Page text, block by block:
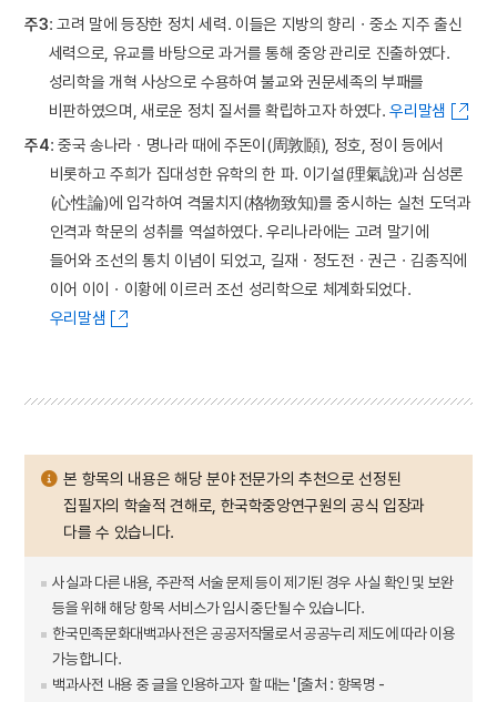
주3: 고려 말에 등장한 정치 세력. 이들은 지방의 향리ㆍ중소 지주 출신
세력으로, 유교를 바탕으로 과거를 통해 중앙 관리로 진출하였다.
성리학을 개혁 사상으로 수용하여 불교와 권문세족의 부패를
비판하였으며, 새로운 정치 질서를 확립하고자 하였다.우리말샘
주4: 중국 송나라ㆍ명나라 때에 주돈이(周敦頥), 정호, 정이 등에서
비롯하고 주희가 집대성한 유학의 한 파. 이기설(理氣說)과 심성론
(心性論)에 입각하여 격물치지(格物致知)를 중시하는 실천 도덕과
인격과 학문의 성취를 역설하였다. 우리나라에는 고려 말기에
들어와 조선의 통치 이념이 되었고, 길재ㆍ정도전ㆍ권근ㆍ김종직에
이어 이이ㆍ이황에 이르러 조선 성리학으로 체계화되었다.
우리말샘
본 항목의 내용은 해당 분야 전문가의 추천으로 선정된
집필자의 학술적 견해로, 한국학중앙연구원의 공식 입장과
다를 수 있습니다.
사실과 다른 내용, 주관적 서술 문제 등이 제기된 경우 사실 확인 및 보완
등을 위해 해당 항목 서비스가 임시 중단될 수 있습니다.
한국민족문화대백과사전은 공공저작물로서 공공누리 제도에 따라 이용
가능합니다.
백과사전 내용 중 글을 인용하고자 할 때는 '[출처 : 항목명 -